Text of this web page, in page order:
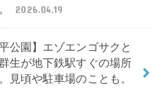
2026.04.19
公園】エゾエンゴサクと
生が地下鉄駅すぐの場所
見頃や駐車場のことも。